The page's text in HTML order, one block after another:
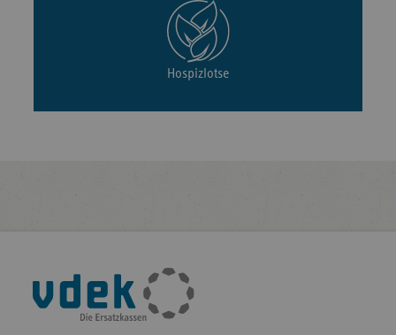
Hospizlotse
Fußleisten-
Navigation